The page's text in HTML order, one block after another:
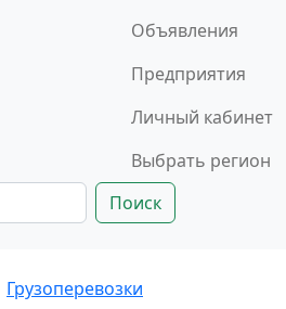
Объявления
Предприятия
Личный кабинет
Выбрать регион
Поиск
Грузоперевозки